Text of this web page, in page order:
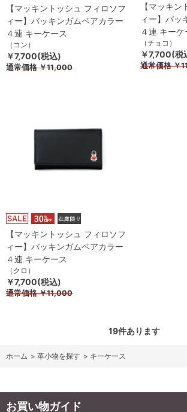
【マッキントッシュ フィロソフ
ィー】バッキンガムベアカラー
４連 キーケース
（コン）
￥7,700(税込)
通常価格￥11,000
【マッキ
ィー】バッ
４連 キーケ
（チョコ）
￥7,700(税
通常価格￥
【マッキントッシュ フィロソフ
ィー】バッキンガムベアカラー
４連 キーケース
（クロ）
￥7,700(税込)
通常価格￥11,000
19件あります
ホーム > 革小物を探す > キーケース
お買い物ガイド